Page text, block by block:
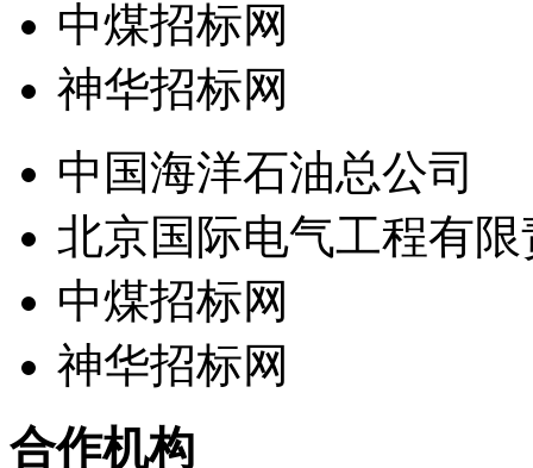
中煤招标网
神华招标网
中国海洋石油总公司
北京国际电气工程有
中煤招标网
神华招标网
合作机构